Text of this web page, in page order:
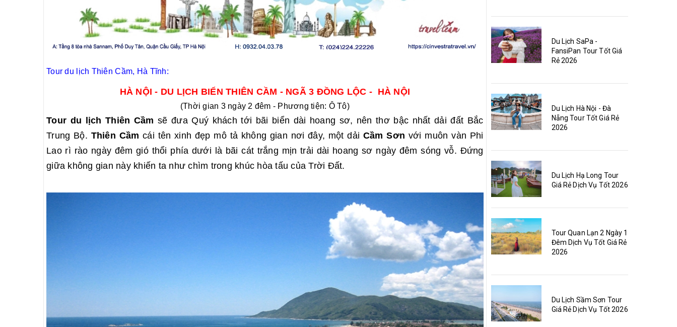
Tour du lịch Thiên Cầm, Hà Tĩnh:
HÀ NỘI - DU LỊCH BIỂN THIÊN CẦM - NGÃ 3 ĐỒNG LỘC - HÀ NỘI
(Thời gian 3 ngày 2 đêm - Phương tiện: Ô Tô)
Tour du lịch Thiên Cầm sẽ đưa Quý khách tới bãi biển dài hoang sơ, nên thơ bậc nhất dải đất Bắc
Trung Bộ. Thiên Cầm cái tên xinh đẹp mô tả không gian nơi đây, một dải Cầm Sơn với muôn vàn Phi
Lao rì rào ngày đêm gió thổi phía dưới là bãi cát trắng mịn trải dài hoang sơ ngày đêm sóng vỗ. Đứng
giữa không gian này khiến ta như chìm trong khúc hòa tấu của Trời Đất.
Du Lịch SaPa -
FansiPan Tour Tốt Giá
Rẻ 2026
Du Lịch Hà Nội - Đà
Nẵng Tour Tốt Giá Rẻ
2026
Du Lịch Hạ Long Tour
Giá Rẻ Dịch Vụ Tốt 2026
Tour Quan Lạn 2 Ngày 1
Đêm Dịch Vụ Tốt Giá Rẻ
2026
Du Lịch Sầm Sơn Tour
Giá Rẻ Dịch Vụ Tốt 2026